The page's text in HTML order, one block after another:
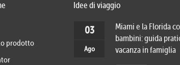
prodotto
Idee di viaggio
03
Ago
Miami e la Florida
bambini: guida
vacanza in famiglia